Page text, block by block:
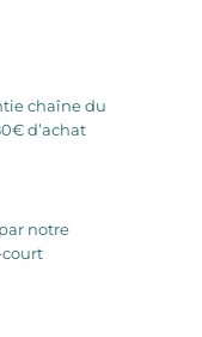
chaîne du
d’achat
notre